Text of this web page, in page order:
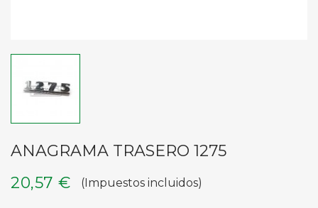
ANAGRAMA TRASERO 1275
20,57 €
(Impuestos incluidos)